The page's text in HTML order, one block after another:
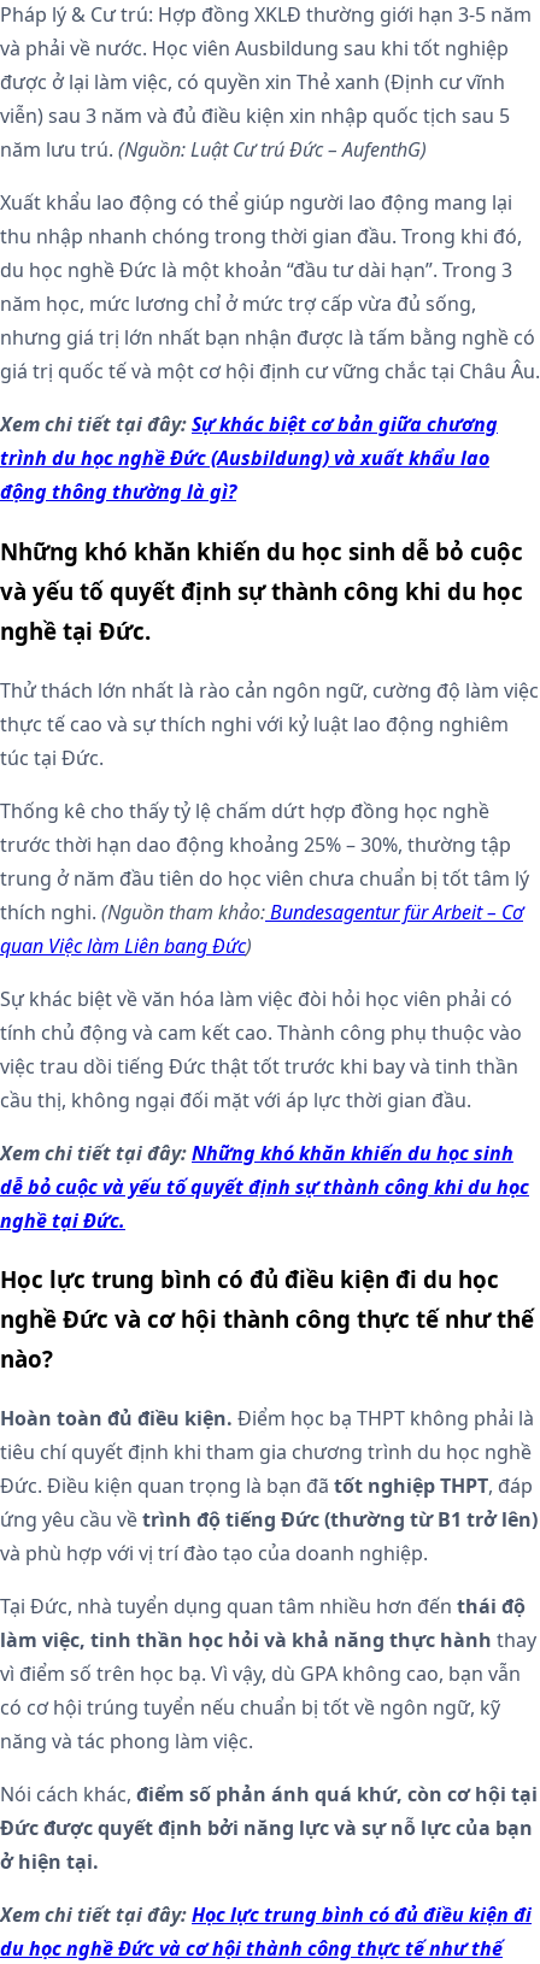
Pháp lý & Cư trú: Hợp đồng XKLĐ thường giới hạn 3-5 năm
và phải về nước. Học viên Ausbildung sau khi tốt nghiệp
được ở lại làm việc, có quyền xin Thẻ xanh (Định cư vĩnh
viễn) sau 3 năm và đủ điều kiện xin nhập quốc tịch sau 5
năm lưu trú. (Nguồn: Luật Cư trú Đức – AufenthG)
Xuất khẩu lao động có thể giúp người lao động mang lại
thu nhập nhanh chóng trong thời gian đầu. Trong khi đó,
du học nghề Đức là một khoản “đầu tư dài hạn”. Trong 3
năm học, mức lương chỉ ở mức trợ cấp vừa đủ sống,
nhưng giá trị lớn nhất bạn nhận được là tấm bằng nghề có
giá trị quốc tế và một cơ hội định cư vững chắc tại Châu Âu.
Xem chi tiết tại đây:Sự khác biệt cơ bản giữa chương
trình du học nghề Đức (Ausbildung) và xuất khẩu lao
động thông thường là gì?
Những khó khăn khiến du học sinh dễ bỏ cuộc
và yếu tố quyết định sự thành công khi du học
nghề tại Đức.
Thử thách lớn nhất là rào cản ngôn ngữ, cường độ làm việc
thực tế cao và sự thích nghi với kỷ luật lao động nghiêm
túc tại Đức.
Thống kê cho thấy tỷ lệ chấm dứt hợp đồng học nghề
trước thời hạn dao động khoảng 25% – 30%, thường tập
trung ở năm đầu tiên do học viên chưa chuẩn bị tốt tâm lý
thích nghi. (Nguồn tham khảo:Bundesagentur für Arbeit – Cơ
quan Việc làm Liên bang Đức)
Sự khác biệt về văn hóa làm việc đòi hỏi học viên phải có
tính chủ động và cam kết cao. Thành công phụ thuộc vào
việc trau dồi tiếng Đức thật tốt trước khi bay và tinh thần
cầu thị, không ngại đối mặt với áp lực thời gian đầu.
Xem chi tiết tại đây:Những khó khăn khiến du học sinh
dễ bỏ cuộc và yếu tố quyết định sự thành công khi du học
nghề tại Đức.
Học lực trung bình có đủ điều kiện đi du học
nghề Đức và cơ hội thành công thực tế như thế
nào?
Hoàn toàn đủ điều kiện. Điểm học bạ THPT không phải là
tiêu chí quyết định khi tham gia chương trình du học nghề
Đức. Điều kiện quan trọng là bạn đã tốt nghiệp THPT, đáp
ứng yêu cầu vềtrình độ tiếng Đức (thường từ B1 trở lên)
và phù hợp với vị trí đào tạo của doanh nghiệp.
Tại Đức, nhà tuyển dụng quan tâm nhiều hơn đến thái độ
làm việc, tinh thần học hỏi và khả năng thực hành thay
vì điểm số trên học bạ. Vì vậy, dù GPA không cao, bạn vẫn
có cơ hội trúng tuyển nếu chuẩn bị tốt về ngôn ngữ, kỹ
năng và tác phong làm việc.
Nói cách khác, điểm số phản ánh quá khứ, còn cơ hội tại
Đức được quyết định bởi năng lực và sự nỗ lực của bạn
ở hiện tại.
Xem chi tiết tại đây:Học lực trung bình có đủ điều kiện đi
du học nghề Đức và cơ hội thành công thực tế như thế